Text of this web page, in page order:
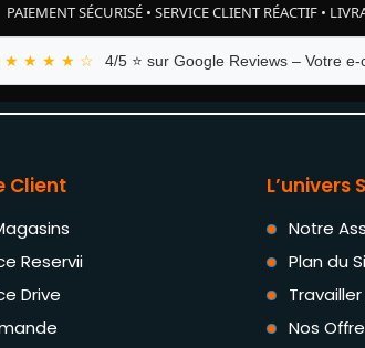
PAIEMENT SÉCURISÉ • SERVICE CLIENT RÉACTIF •
★ ★ ★ ★ ☆ 4/5 ⭐ sur Google Reviews – Votre
Client
Reservii
Drive
L’univers
Notre
Plan du
Nos